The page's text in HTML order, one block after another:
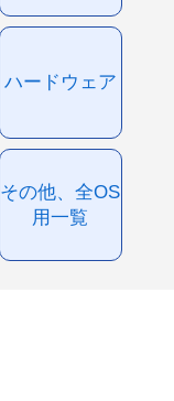
ハードウェア
その他、全OS
用一覧